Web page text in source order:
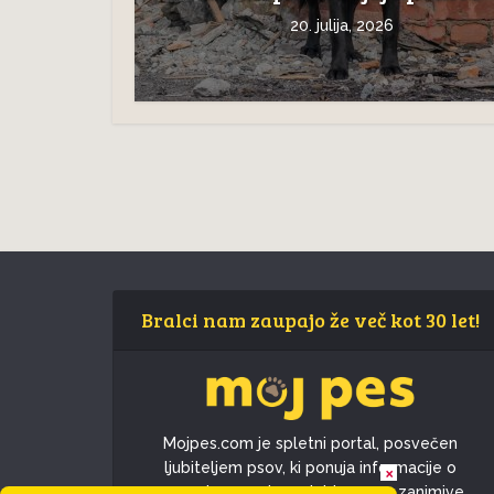
20. julija, 2026
Bralci nam zaupajo že več kot 30 let!
Mojpes.com je spletni portal, posvečen
ljubiteljem psov, ki ponuja informacije o
×